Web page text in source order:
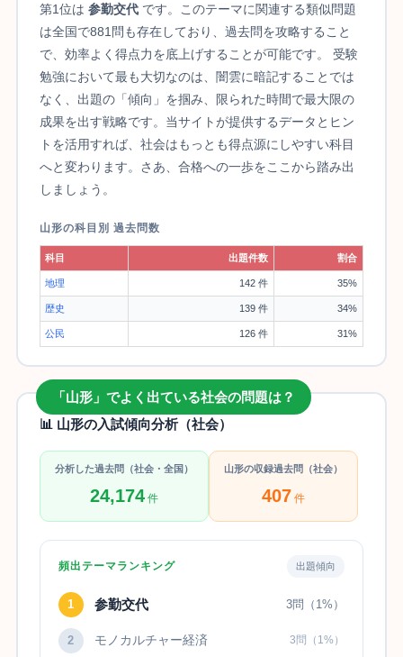
第1位は 参勤交代です。このテーマに関連する類似問題
は全国で881問も存在しており、過去問を攻略すること
で、効率よく得点力を底上げすることが可能です。 受験
勉強において最も大切なのは、闇雲に暗記することでは
なく、出題の「傾向」を掴み、限られた時間で最大限の
成果を出す戦略です。当サイトが提供するデータとヒン
トを活用すれば、社会はもっとも得点源にしやすい科目
へと変わります。さあ、合格への一歩をここから踏み出
しましょう。
山形の科目別 過去問数
科目 出題件数 割合
地理 142 件 35%
歴史 139 件 34%
公民 126 件 31%
「山形」でよく出ている社会の問題は？
📊 山形の入試傾向分析（社会）
分析した過去問（社会・全国）
24,174件
山形の収録過去問（社会）
407 件
頻出テーマランキング 出題傾向
1 参勤交代 3問（1%）
2 モノカルチャー経済 3問（1%）